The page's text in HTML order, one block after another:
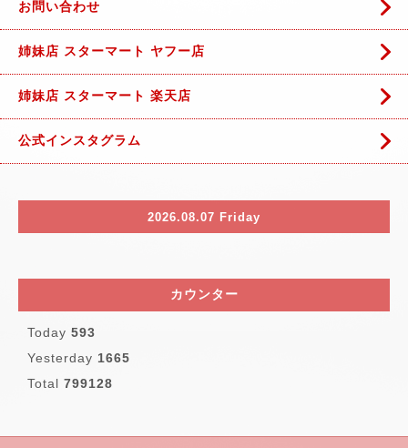
お問い合わせ
姉妹店 スターマート ヤフー店
姉妹店 スターマート 楽天店
公式インスタグラム
2026.08.07 Friday
カウンター
Today 593
Yesterday 1665
Total 799128